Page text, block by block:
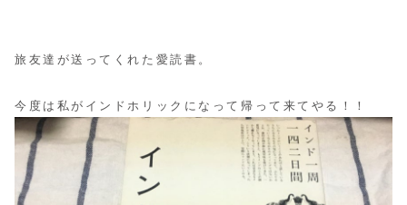
旅友達が送ってくれた愛読書。
今度は私がインドホリックになって帰って来てやる！！